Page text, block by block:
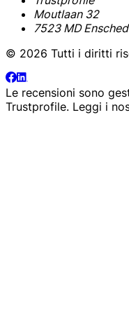
Moutlaan 32
7523 MD
© 2026 Tutti i diritti
Le recensioni sono
Trustprofile. Leggi i